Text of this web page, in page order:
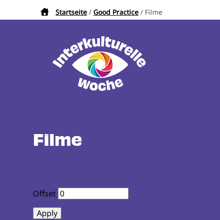
Pfadnavigation
Startseite Good Practice Filme
Filme
Offset